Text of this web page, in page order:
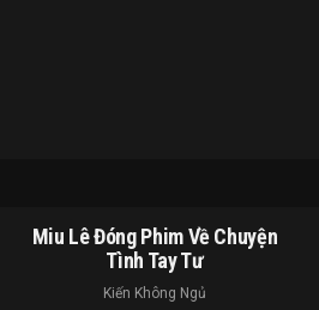
Miu Lê Đóng Phim Về Chuyện
Tình Tay Tư
Kiến Không Ngủ